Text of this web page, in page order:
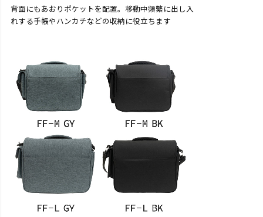
背面にもあおりポケットを配置。移動中頻繁に出し入
れする手帳やハンカチなどの収納に役立ちます